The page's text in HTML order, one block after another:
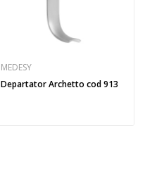
MEDESY
Departator Archetto cod 913